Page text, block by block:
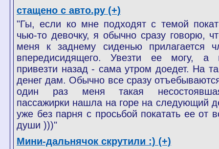
стащено с авто.ру (+)
"Гы, если ко мне подходят с темой
чью-то девочку, я обычно сразу говорю,
меня к заднему сиденью прилагается
впередисидящего. Увезти ее могу, а
привезти назад - сама утром доедет. На
денег дам. Обычно все сразу
один раз меня такая
пассажирки нашла на горе на следующий
уже без парня с просьбой покатать ее от
души )))"
Мини-дальнячок скрутили :) (+)